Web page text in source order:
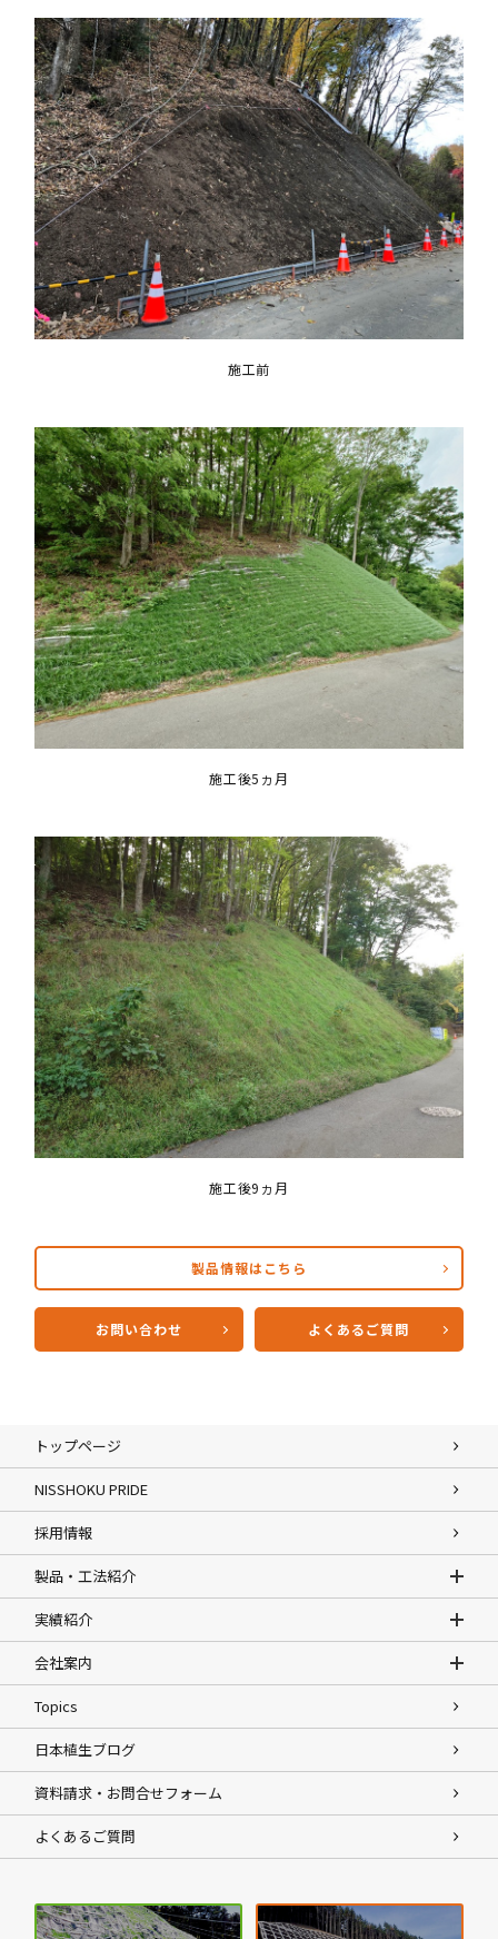
施工前
施工後5ヵ月
施工後9ヵ月
製品情報はこちら
お問い合わせ よくあるご質問
トップページ
NISSHOKU PRIDE
採用情報
製品・工法紹介
実績紹介
会社案内
Topics
日本植生ブログ
資料請求・お問合せフォーム
よくあるご質問